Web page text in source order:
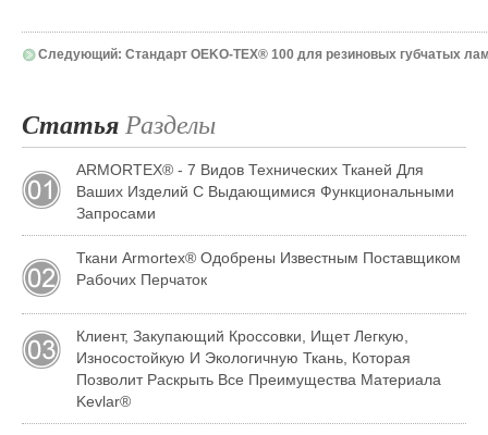
Следующий: Стандарт OEKO-TEX® 100 для резиновых губчатых
Статья Разделы
ARMORTEX® - 7 Видов Технических Тканей Для
Ваших Изделий С Выдающимися Функциональными
Запросами
Ткани Armortex® Одобрены Известным Поставщиком
Рабочих Перчаток
Клиент, Закупающий Кроссовки, Ищет Легкую,
Износостойкую И Экологичную Ткань, Которая
Позволит Раскрыть Все Преимущества Материала
Kevlar®